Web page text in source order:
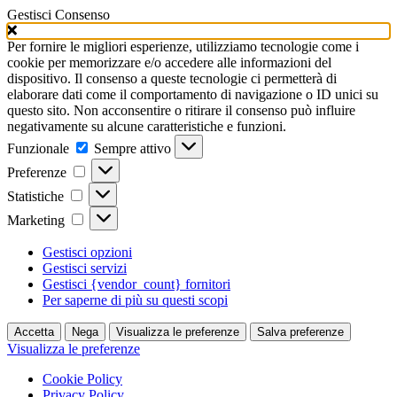
Gestisci Consenso
Per fornire le migliori esperienze, utilizziamo tecnologie come i
cookie per memorizzare e/o accedere alle informazioni del
dispositivo. Il consenso a queste tecnologie ci permetterà di
elaborare dati come il comportamento di navigazione o ID unici su
questo sito. Non acconsentire o ritirare il consenso può influire
negativamente su alcune caratteristiche e funzioni.
Funzionale
Funzionale
Sempre attivo
Preferenze
Preferenze
Statistiche Statistiche
Marketing Marketing
Gestisci opzioni
Gestisci servizi
Gestisci {vendor_count} fornitori
Per saperne di più su questi scopi
Accetta Nega Visualizza le preferenze Salva preferenze
Visualizza le preferenze
Cookie Policy